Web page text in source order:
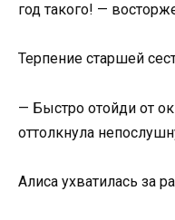
год такого! —
Терпение старшей
— Быстро отойди от
оттолкнула
Алиса ухватилась за